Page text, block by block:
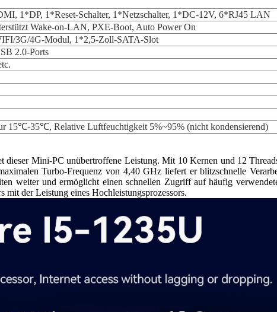
1*DP, 1*Reset-Schalter, 1*Netzschalter, 1*DC-12V, 6*RJ45 LAN
Wake-on-LAN, PXE-Boot, Auto Power On
3G/4G-Modul, 1*2,5-Zoll-SATA-Slot
2.0-Ports
15℃-35℃, Relative Luftfeuchtigkeit 5%~95% (nicht kondensierend)
Mini-PC unübertroffene Leistung. Mit 10 Kernen und 12
Turbo-Frequenz von 4,40 GHz liefert er blitzschnelle
weiter und ermöglicht einen schnellen Zugriff auf häufig
der Leistung eines Hochleistungsprozessors.